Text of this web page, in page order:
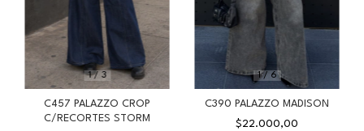
1/ 3
C457 PALAZZO CROP
C/RECORTES STORM
1/ 6
C390 PALAZZO MADISON
$22.000,00